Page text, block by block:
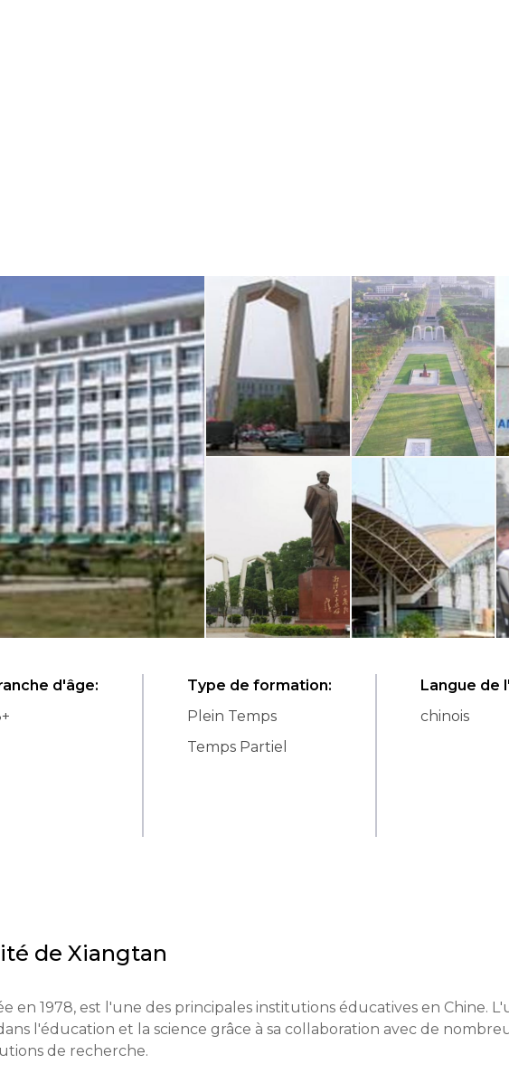
d'âge:
+
Type de formation:
Plein Temps
Temps Partiel
Langue de
chinois
de Xiangtan
en 1978, est l'une des principales institutions éducatives en Chine.
l'éducation et la science grâce à sa collaboration avec de
de recherche.